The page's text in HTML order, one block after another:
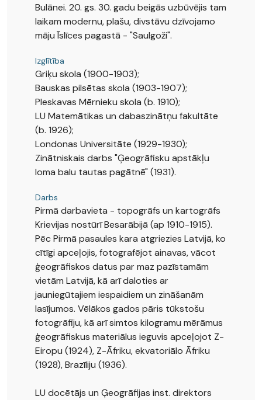
Bulānei. 20. gs. 30. gadu beigās uzbūvējis tam
laikam modernu, plašu, divstāvu dzīvojamo
māju Īslīces pagastā - "Saulgoži".
Izglītība
Griķu skola (1900-1903);
Bauskas pilsētas skola (1903-1907);
Pleskavas Mērnieku skola (b. 1910);
LU Matemātikas un dabaszinātņu fakultāte
(b. 1926);
Londonas Universitāte (1929-1930);
Zinātniskais darbs "Ģeogrāfisku apstākļu
loma balu tautas pagātnē" (1931).
Darbs
Pirmā darbavieta - topogrāfs un kartogrāfs
Krievijas nostūrī Besarābijā (ap 1910-1915).
Pēc Pirmā pasaules kara atgriezies Latvijā, ko
cītīgi apceļojis, fotografējot ainavas, vācot
ģeogrāfiskos datus par maz pazīstamām
vietām Latvijā, kā arī daloties ar
jauniegūtajiem iespaidiem un zināšanām
lasījumos. Vēlākos gados pāris tūkstošu
fotogrāfiju, kā arī simtos kilogramu mērāmus
ģeogrāfiskus materiālus ieguvis apceļojot Z-
Eiropu (1924), Z-Āfriku, ekvatoriālo Āfriku
(1928), Brazīliju (1936).
LU docētājs un Ģeogrāfijas inst. direktors